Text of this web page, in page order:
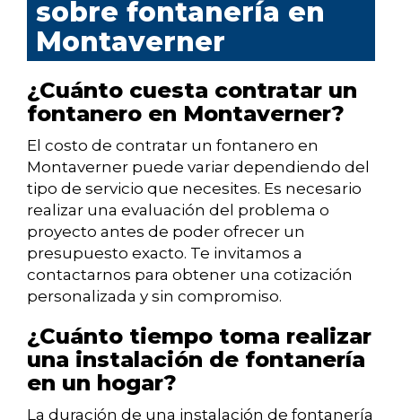
sobre fontanería en
Montaverner
¿Cuánto cuesta contratar un
fontanero en Montaverner?
El costo de contratar un fontanero en
Montaverner puede variar dependiendo del
tipo de servicio que necesites. Es necesario
realizar una evaluación del problema o
proyecto antes de poder ofrecer un
presupuesto exacto. Te invitamos a
contactarnos para obtener una cotización
personalizada y sin compromiso.
¿Cuánto tiempo toma realizar
una instalación de fontanería
en un hogar?
La duración de una instalación de fontanería